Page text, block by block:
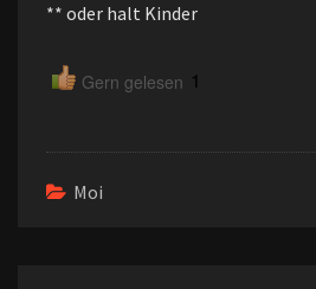
** oder halt Kinder
Gern gelesen 1
Moi